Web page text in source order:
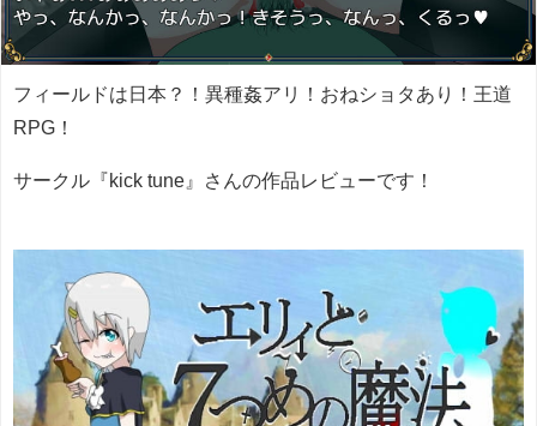
フィールドは日本？！異種姦アリ！おねショタあり！王道
RPG！
サークル『kick tune』さんの作品レビューです！